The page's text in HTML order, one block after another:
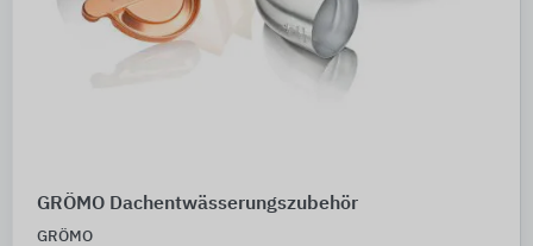
GRÖMO Dachentwässerungszubehör
GRÖMO